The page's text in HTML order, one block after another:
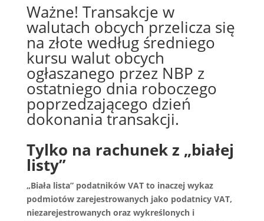
Ważne! Transakcje w
walutach obcych przelicza się
na złote według średniego
kursu walut obcych
ogłaszanego przez NBP z
ostatniego dnia roboczego
poprzedzającego dzień
dokonania transakcji.
Tylko na rachunek z „białej
listy”
„Biała lista” podatników VAT to inaczej wykaz
podmiotów zarejestrowanych jako podatnicy VAT,
niezarejestrowanych oraz wykreślonych i